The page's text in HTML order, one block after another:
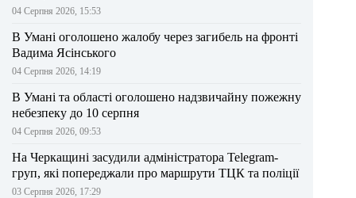
04 Серпня 2026, 15:53
В Умані оголошено жалобу через загибель на фронті
Вадима Ясінського
04 Серпня 2026, 14:19
В Умані та області оголошено надзвичайну пожежну
небезпеку до 10 серпня
04 Серпня 2026, 09:53
На Черкащині засудили адміністратора Telegram-
груп, які попереджали про маршрути ТЦК та поліції
03 Серпня 2026, 17:29